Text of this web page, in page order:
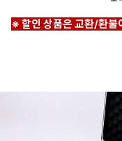
※ 할인 상품은 교환/환불